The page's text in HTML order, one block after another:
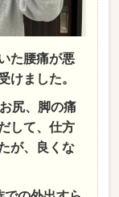
た腰痛が悪
けました。
尻、脚の痛
して、仕方
が、良くな